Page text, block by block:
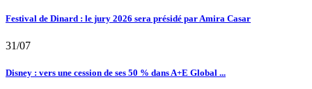
Festival de Dinard : le jury 2026 sera présidé par Amira Casar
31/07
Disney : vers une cession de ses 50 % dans A+E Global ...